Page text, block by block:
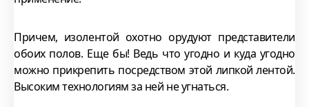
Причем, изолентой охотно орудуют представители
обоих полов. Еще бы! Ведь что угодно и куда угодно
можно прикрепить посредством этой липкой лентой.
Высоким технологиям за ней не угнаться.